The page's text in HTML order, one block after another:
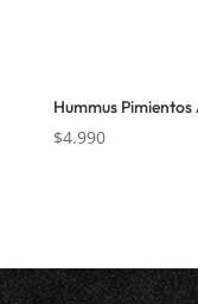
Hummus
$4.990